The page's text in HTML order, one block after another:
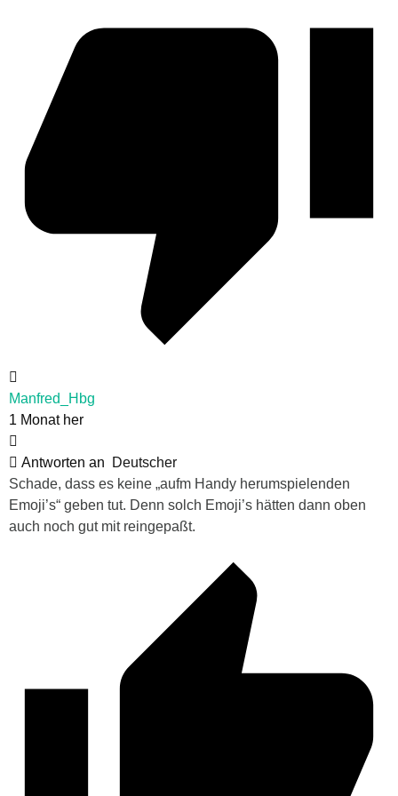
Manfred_Hbg
1 Monat her
Antworten an
Deutscher
Schade, dass es keine „aufm Handy herumspielenden
Emoji’s“ geben tut. Denn solch Emoji’s hätten dann oben
auch noch gut mit reingepaßt.